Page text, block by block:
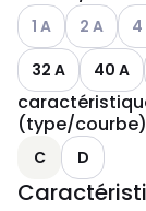
Voir les options
1 A Voir les
2 A 4
32 A
40 A
(type/courbe)
C D